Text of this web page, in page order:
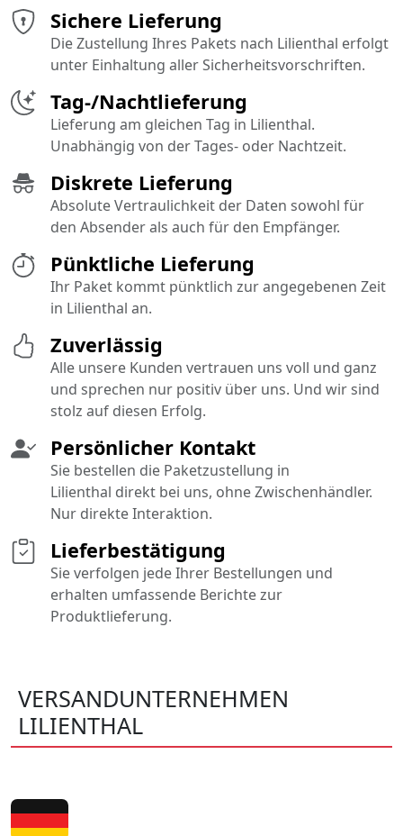
Pünktliche Lieferung
Ihr Paket kommt pünktlich zur angegebenen Zeit
in Lilienthal an.
Sichere Lieferung
Die Zustellung Ihres Pakets nach Lilienthal erfolgt
unter Einhaltung aller Sicherheitsvorschriften.
Diskrete Lieferung
Absolute Vertraulichkeit der Daten sowohl für
den Absender als auch für den Empfänger.
Tag-/Nachtlieferung
Lieferung am gleichen Tag in Lilienthal.
Unabhängig von der Tages- oder Nachtzeit.
Persönlicher Kontakt
Sie bestellen die Paketzustellung in
Lilienthal direkt bei uns, ohne Zwischenhändler.
Nur direkte Interaktion.
Lieferbestätigung
Sie verfolgen jede Ihrer Bestellungen und
erhalten umfassende Berichte zur
Produktlieferung.
Zuverlässig
Alle unsere Kunden vertrauen uns voll und ganz
und sprechen nur positiv über uns. Und wir sind
stolz auf diesen Erfolg.
VERSANDUNTERNEHMEN
LILIENTHAL